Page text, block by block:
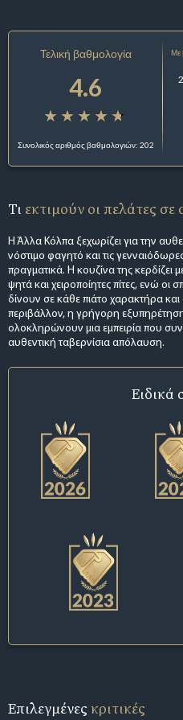
Τελική βαθμολογία
4.6
Συνολικός αριθμός βαθμολογιών: 202
Με
Τι εκτιμούν οι πελάτες σε
Η Άλλα Κόλπα ξεχωρίζει για την
νόστιμο φαγητό και τις
πραγματικά. Η κουζίνα της
ψητά και χειροποίητες πίτες, ενώ οι
δίνουν σε κάθε πιάτο χαρακτήρα
περιβάλλον, η γρήγορη εξυπηρέτηση
ολοκληρώνουν μια εμπειρία που
αυθεντική ταβερνίσια απόλαυση.
Ειδικά
Επιλεγμένεςκριτικές